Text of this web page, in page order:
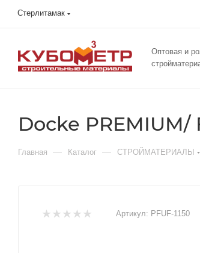
Стерлитамак
Оптовая и
Docke PREMIUM/
Главная — Каталог — СТРОЙМАТЕРИАЛЫ
Артикул: PFUF-1150